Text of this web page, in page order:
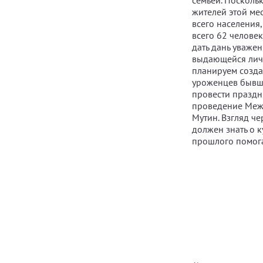
жителей этой
всего
всего 62
дать дань
выдающейся
планируем
уроженцев
провести
проведение
Мутин. Взгляд
должен знать о
прошлого